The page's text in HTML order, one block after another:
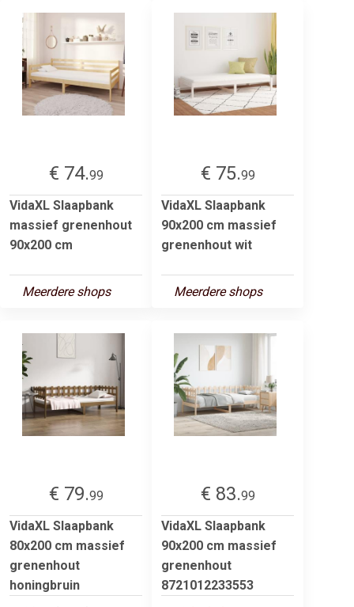
€ 74.99
VidaXL Slaapbank
massief grenenhout
90x200 cm
Meerdere shops
€ 75.99
VidaXL Slaapbank
90x200 cm massief
grenenhout wit
Meerdere shops
€ 79.99
VidaXL Slaapbank
80x200 cm massief
grenenhout
honingbruin
€ 83.99
VidaXL Slaapbank
90x200 cm massief
grenenhout
8721012233553